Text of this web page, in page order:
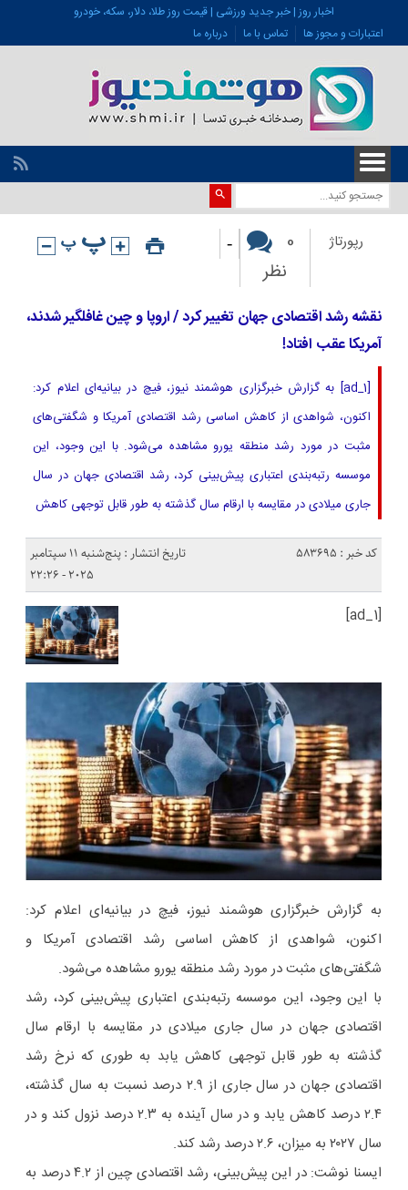
اخبار روز | خبر جدید ورزشی | قیمت روز طلا، دلار، سکه، خودرو
اعتبارات و مجوز ها
تماس با ما درباره ما
رپورتاژ
0
نظر
-
نقشه رشد اقتصادی جهان تغییر کرد / اروپا و چین غافلگیر شدند،
آمریکا عقب افتاد!
[ad_1] به گزارش خبرگزاری هوشمند نیوز، فیچ در بیانیه‌ای اعلام کرد:
اکنون، شواهدی از کاهش اساسی رشد اقتصادی آمریکا و شگفتی‌های
مثبت در مورد رشد منطقه یورو مشاهده می‌شود. با این وجود، این
موسسه رتبه‌بندی اعتباری پیش‌بینی کرد، رشد اقتصادی جهان در سال
جاری میلادی در مقایسه با ارقام سال گذشته به طور قابل توجهی کاهش
کد خبر : 583695
تاریخ انتشار : پنج‌شنبه 11 سپتامبر
2025 - 22:26
[ad_1]
به گزارش خبرگزاری هوشمند نیوز، فیچ در بیانیه‌ای اعلام کرد:
اکنون، شواهدی از کاهش اساسی رشد اقتصادی آمریکا و
شگفتی‌های مثبت در مورد رشد منطقه یورو مشاهده می‌شود.
با این وجود، این موسسه رتبه‌بندی اعتباری پیش‌بینی کرد، رشد
اقتصادی جهان در سال جاری میلادی در مقایسه با ارقام سال
گذشته به طور قابل توجهی کاهش یابد به طوری که نرخ رشد
اقتصادی جهان در سال جاری از ۲.۹ درصد نسبت به سال گذشته،
۲.۴ درصد کاهش یابد و در سال آینده به ۲.۳ درصد نزول کند و در
سال ۲۰۲۷ به میزان، ۲.۶ درصد رشد کند.
ایسنا نوشت: در این پیش‌بینی، رشد اقتصادی چین از ۴.۲ درصد به